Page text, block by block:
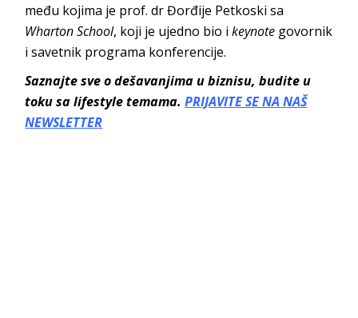
među kojima je prof. dr Đorđije Petkoski sa
Wharton School, koji je ujedno bio ikeynote govornik
i savetnik programa konferencije.
Saznajte sve o dešavanjima u biznisu, budite u
toku sa lifestyle temama. PRIJAVITE SE NA NAŠ
NEWSLETTER